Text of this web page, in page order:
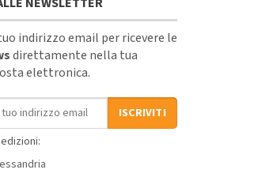
indirizzo email per ricevere le
direttamente nella tua
elettronica.
ISCRIVITI